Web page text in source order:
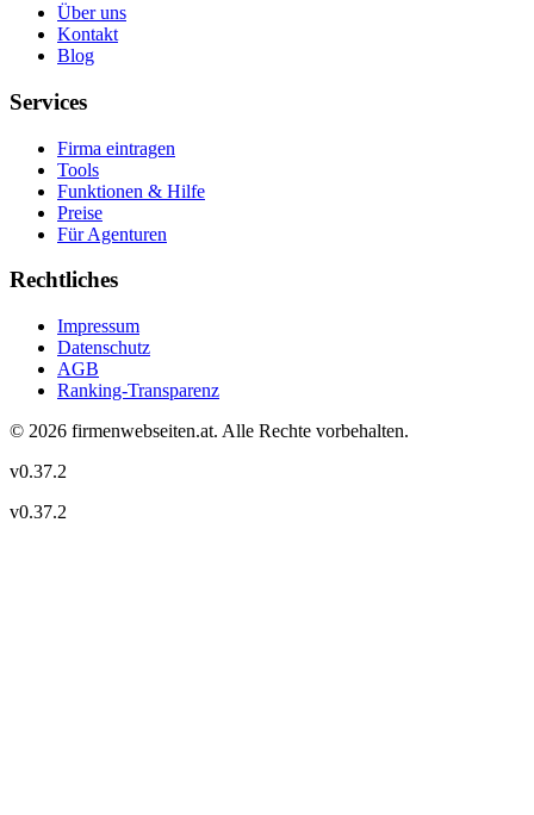
Über uns
Kontakt
Blog
Services
Firma eintragen
Tools
Funktionen & Hilfe
Preise
Für Agenturen
Rechtliches
Impressum
Datenschutz
AGB
Ranking-Transparenz
© 2026 firmenwebseiten.at. Alle Rechte vorbehalten.
v0.37.2
v0.37.2